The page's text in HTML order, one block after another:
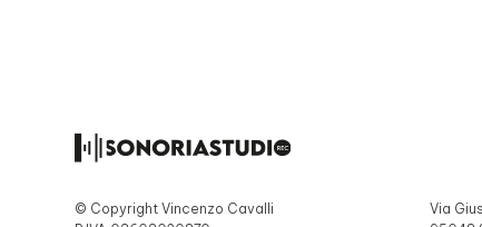
© Copyright Vincenzo Cavalli
Via